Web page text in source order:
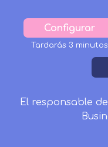
Configurar
Tardarás 3 minutos
El responsable